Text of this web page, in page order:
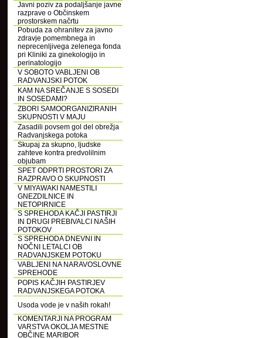
Javni poziv za podaljšanje javne
razprave o Občinskem
prostorskem načrtu
Pobuda za ohranitev za javno
zdravje pomembnega in
neprecenljivega zelenega fonda
pri Kliniki za ginekologijo in
perinatologijo
V SOBOTO VABLJENI OB
RADVANJSKI POTOK
KAM NA SREČANJE S SOSEDI
IN SOSEDAMI?
ZBORI SAMOORGANIZIRANIH
SKUPNOSTI V MAJU
Zasadili povsem gol del obrežja
Radvanjskega potoka
Skupaj za skupno, ljudske
zahteve kontra predvolilnim
objubam
SPET ODPRTI PROSTORI ZA
RAZPRAVO O SKUPNOSTI
V MIYAWAKI NAMESTILI
GNEZDILNICE IN
NETOPIRNICE
S SPREHODA KAČJI PASTIRJI
IN DRUGI PREBIVALCI NAŠIH
POTOKOV
S SPREHODA DNEVNI IN
NOČNI LETALCI OB
RADVANJSKEM POTOKU
VABLJENI NA NARAVOSLOVNE
SPREHODE
POPIS KAČJIH PASTIRJEV
RADVANJSKEGA POTOKA
Usoda vode je v naših rokah!
KOMENTARJI NA PROGRAM
VARSTVA OKOLJA MESTNE
OBČINE MARIBOR